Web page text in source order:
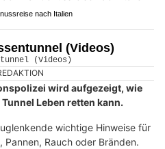
nach Italien
(Videos)
wird aufgezeigt, wie
Leben retten kann.
wichtige Hinweise für
Rauch oder Bränden.